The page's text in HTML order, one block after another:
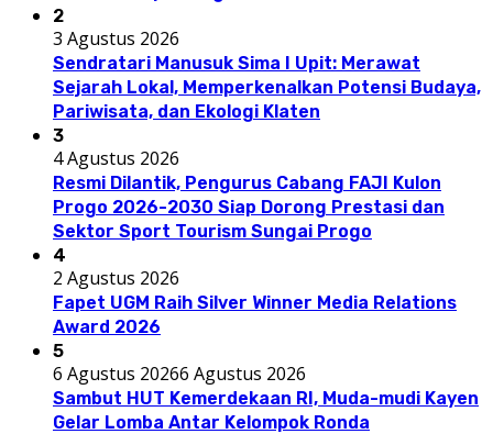
2
3 Agustus 2026
Sendratari Manusuk Sima I Upit: Merawat
Sejarah Lokal, Memperkenalkan Potensi Budaya,
Pariwisata, dan Ekologi Klaten
3
4 Agustus 2026
Resmi Dilantik, Pengurus Cabang FAJI Kulon
Progo 2026-2030 Siap Dorong Prestasi dan
Sektor Sport Tourism Sungai Progo
4
2 Agustus 2026
Fapet UGM Raih Silver Winner Media Relations
Award 2026
5
6 Agustus 20266 Agustus 2026
Sambut HUT Kemerdekaan RI, Muda-mudi Kayen
Gelar Lomba Antar Kelompok Ronda